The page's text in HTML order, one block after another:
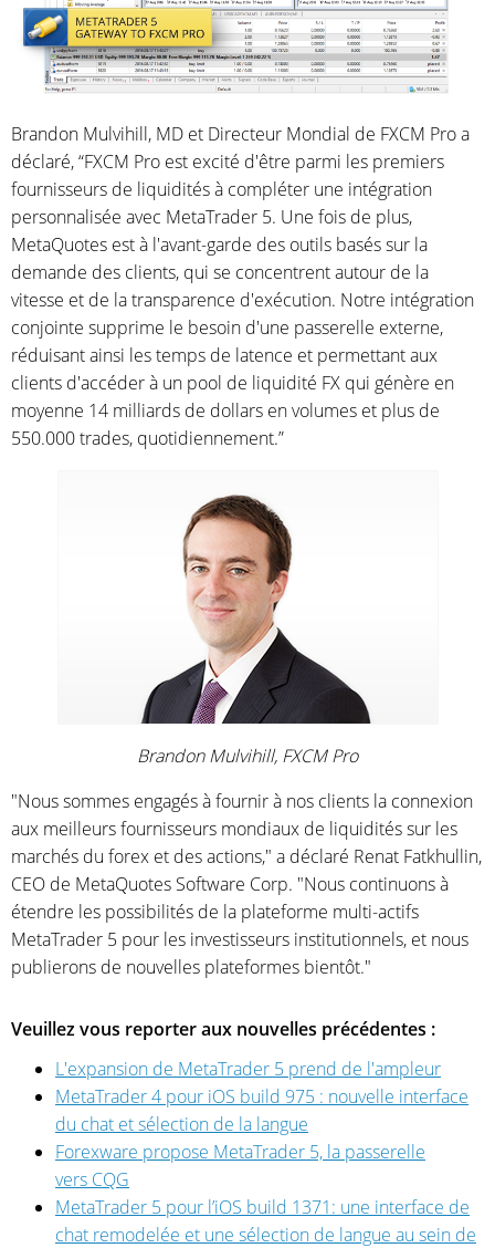
Brandon Mulvihill, MD et Directeur Mondial de FXCM Pro a
déclaré, “FXCM Pro est excité d'être parmi les premiers
fournisseurs de liquidités à compléter une intégration
personnalisée avec MetaTrader 5. Une fois de plus,
MetaQuotes est à l'avant-garde des outils basés sur la
demande des clients, qui se concentrent autour de la
vitesse et de la transparence d'exécution. Notre intégration
conjointe supprime le besoin d'une passerelle externe,
réduisant ainsi les temps de latence et permettant aux
clients d'accéder à un pool de liquidité FX qui génère en
moyenne 14 milliards de dollars en volumes et plus de
550.000 trades, quotidiennement.”
Brandon Mulvihill, FXCM Pro
"Nous sommes engagés à fournir à nos clients la connexion
aux meilleurs fournisseurs mondiaux de liquidités sur les
marchés du forex et des actions," a déclaré Renat Fatkhullin,
CEO de MetaQuotes Software Corp. "Nous continuons à
étendre les possibilités de la plateforme multi-actifs
MetaTrader 5 pour les investisseurs institutionnels, et nous
publierons de nouvelles plateformes bientôt."
Veuillez vous reporter aux nouvelles précédentes :
L'expansion de MetaTrader 5 prend de l'ampleur
MetaTrader 4 pour iOS build 975 : nouvelle interface
du chat et sélection de la langue
Forexware propose MetaTrader 5, la passerelle
vers CQG
MetaTrader 5 pour l’iOS build 1371: une interface de
chat remodelée et une sélection de langue au sein de